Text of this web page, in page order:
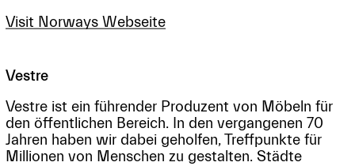
Visit Norways Webseite
Vestre
Vestre ist ein führender Produzent von Möbeln für
den öffentlichen Bereich. In den vergangenen 70
Jahren haben wir dabei geholfen, Treffpunkte für
Millionen von Menschen zu gestalten. Städte